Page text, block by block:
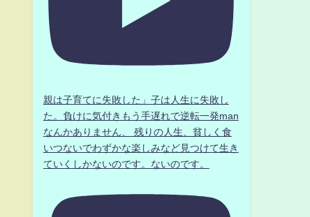
親は子育てに失敗した」子は人生に失敗し
た。負けに気付きもう手遅れで逆転一発man
なんかありません、 残りの人生、貧しく食
いつないでわずかな楽しみなど見つけて生き
ていくしかないのです。ないのです。